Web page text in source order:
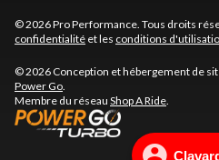
© 2026 Pro Performance. Tous droits
confidentialité et les conditions
© 2026 Conception et hébergement de
Power Go.
Membre du réseau Shop A Ride.